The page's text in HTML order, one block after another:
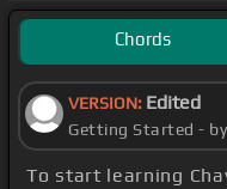
Chords
VERSION: Edited
Getting Started -
To start learning